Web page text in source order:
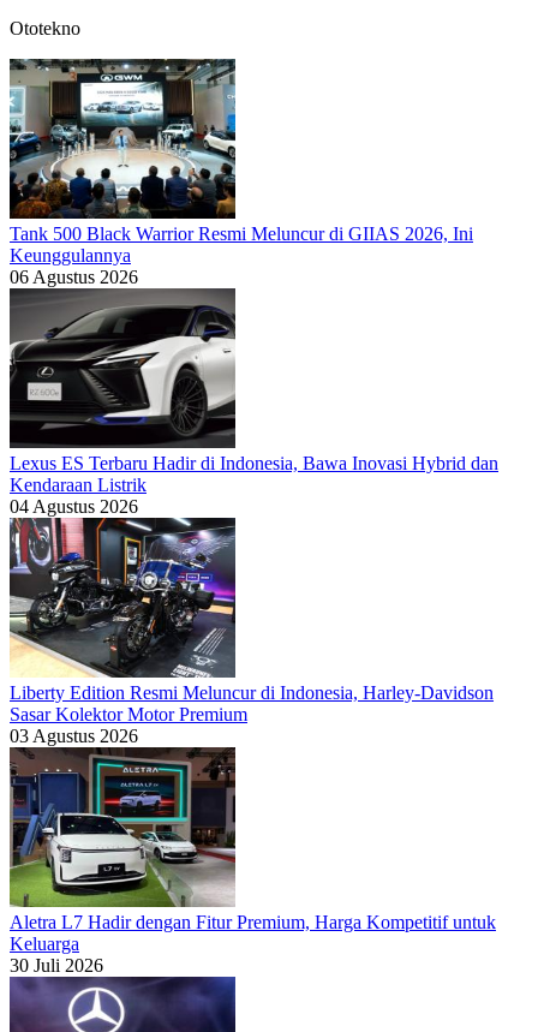
Ototekno
Tank 500 Black Warrior Resmi Meluncur di GIIAS 2026, Ini
Keunggulannya
06 Agustus 2026
Lexus ES Terbaru Hadir di Indonesia, Bawa Inovasi Hybrid dan
Kendaraan Listrik
04 Agustus 2026
Liberty Edition Resmi Meluncur di Indonesia, Harley-Davidson
Sasar Kolektor Motor Premium
03 Agustus 2026
Aletra L7 Hadir dengan Fitur Premium, Harga Kompetitif untuk
Keluarga
30 Juli 2026